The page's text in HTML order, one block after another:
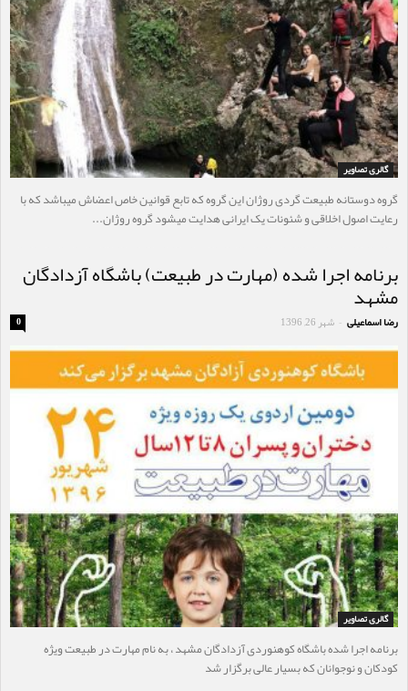
گالری تصاویر
گروه دوستانه طبیعت گردی روژان این گروه که تابع قوانین خاص اعضاش میباشد که با
رعایت اصول اخلاقی و شئونات یک ایرانی هدایت میشود گروه روژان...
برنامه اجرا شده (مهارت در طبیعت) باشگاه آزدادگان
مشهد
رضا اسماعیلی - شهر 26, 1396 0
گالری تصاویر
برنامه اجرا شده باشگاه کوهنوردی آزدادگان مشهد ، به نام مهارت در طبیعت ویژه
کودکان و نوجوانان که بسیار عالی برگزار شد